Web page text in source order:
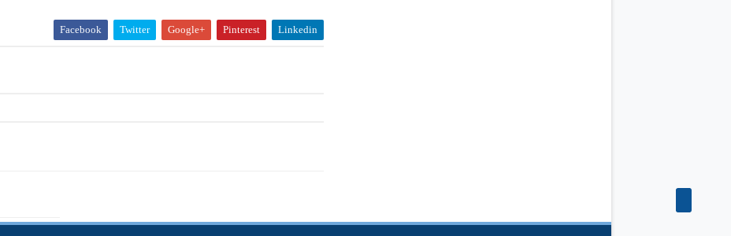
Facebook Twitter Google+ Pinterest Linkedin